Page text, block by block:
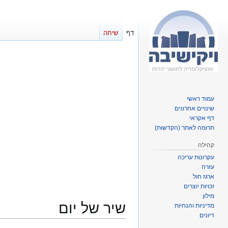
שיר של יום
דף שיחה
עמוד ראשי
שינויים אחרונים
דף אקראי
תרומה לאתר (הקדשות)
קהילה
עקרונות עריכה
עזרה
ארגז חול
זכויות יוצרים
מילון
מדיניות והנחיות
דיונים